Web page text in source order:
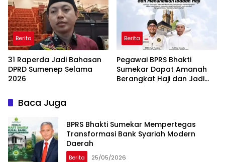
Berita
31 Raperda Jadi Bahasan
DPRD Sumenep Selama
2026
Berita
Pegawai BPRS Bhakti
Sumekar Dapat Amanah
Berangkat Haji dan Jadi
Baca Juga
BPRS Bhakti Sumekar Mempertegas
Transformasi Bank Syariah Modern
Daerah
Berita 25/05/2026